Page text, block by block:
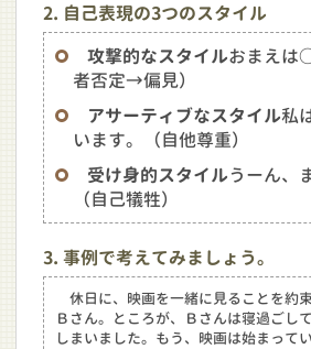
2. 自己表現の3つのスタイル
攻撃的なスタイルおまえ
者否定→偏見）
アサーティブなスタイル私
います。（自他尊重）
受け身的スタイルうーん、
（自己犠牲）
3. 事例で考えてみましょう。
休日に、映画を一緒に見ることを約
Ｂさん。ところが、Ｂさんは寝過ごし
しまいました。もう、映画は始まってい